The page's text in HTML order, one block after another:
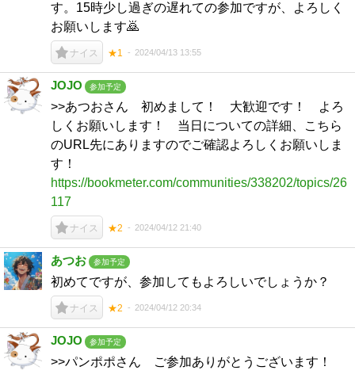
す。15時少し過ぎの遅れての参加ですが、よろしく
お願いします🙇
ナイス ★1 2024/04/13 13:55
JOJO 参加予定
>>あつおさん 初めまして！ 大歓迎です！ よろ
しくお願いします！ 当日についての詳細、こちら
のURL先にありますのでご確認よろしくお願いしま
す！
https://bookmeter.com/communities/338202/topics/26
117
ナイス ★2 2024/04/12 21:40
あつお 参加予定
初めてですが、参加してもよろしいでしょうか？
ナイス ★2 2024/04/12 20:34
JOJO 参加予定
>>パンポポさん ご参加ありがとうございます！